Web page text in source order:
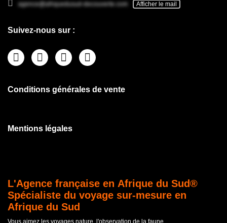
agence@afriquedusud-decouverte.com
Afficher le mail
Suivez-nous sur :
Conditions générales de vente
Mentions légales
L'Agence française en Afrique du Sud®
Spécialiste du voyage sur-mesure en
Afrique du Sud